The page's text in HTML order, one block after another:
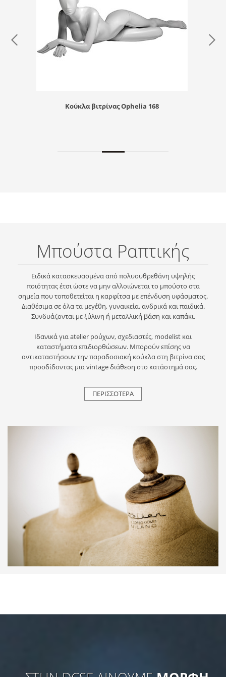
Κούκλα βιτρίνας Ophelia 168
Μπούστα Ραπτικής
Ειδικά κατασκευασμένα από πολυουθρεθάνη υψηλής
ποιότητας έτσι ώστε να μην αλλοιώνεται το μπούστο στα
σημεία που τοποθετείται η καρφίτσα με επένδυση υφάσματος.
Διαθέσιμα σε όλα τα μεγέθη, γυναικεία, ανδρικά και παιδικά.
Συνδυάζονται με ξύλινη ή μεταλλική βάση και καπάκι.
Ιδανικά για atelier ρούχων, σχεδιαστές, modelist και
καταστήματα επιδιορθώσεων. Μπορούν επίσης να
αντικαταστήσουν την παραδοσιακή κούκλα στη βιτρίνα σας
προσδίδοντας μια vintage διάθεση στο κατάστημά σας.
ΠΕΡΙΣΣΟΤΕΡΑ